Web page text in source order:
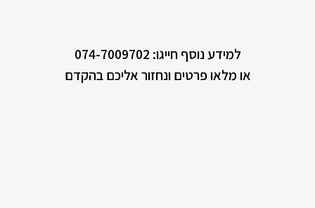
למידע נוסף חייגו: 074-7009702
או מלאו פרטים ונחזור אליכם בהקדם